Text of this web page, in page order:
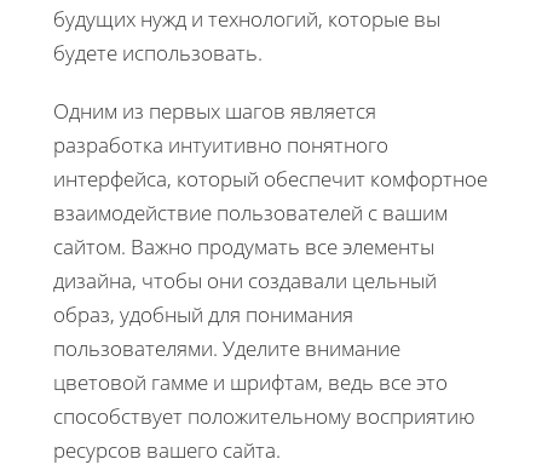
будущих нужд и технологий, которые вы
будете использовать.
Одним из первых шагов является
разработка интуитивно понятного
интерфейса, который обеспечит комфортное
взаимодействие пользователей с вашим
сайтом. Важно продумать все элементы
дизайна, чтобы они создавали цельный
образ, удобный для понимания
пользователями. Уделите внимание
цветовой гамме и шрифтам, ведь все это
способствует положительному восприятию
ресурсов вашего сайта.